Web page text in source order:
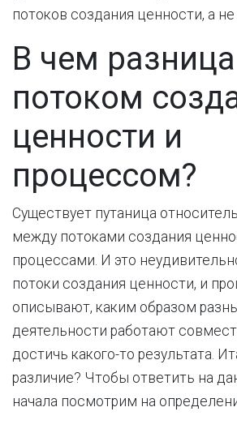
потоков создания ценности, а
В чем
потоком
ценности и
процессом?
Существует путаница
между потоками создания
процессами. И это
потоки создания ценности, и
описывают, каким образом
деятельности работают
достичь какого-то результата.
различие? Чтобы ответить на
начала посмотрим на